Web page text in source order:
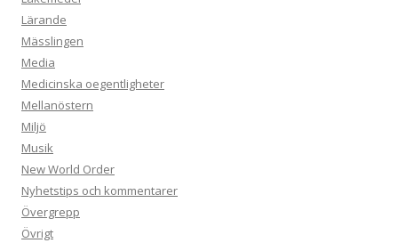
Lärande
Mässlingen
Media
Medicinska oegentligheter
Mellanöstern
Miljö
Musik
New World Order
Nyhetstips och kommentarer
Övergrepp
Övrigt